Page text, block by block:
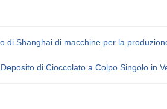
di Shanghai di macchine per la
di Cioccolato a Colpo Singolo in